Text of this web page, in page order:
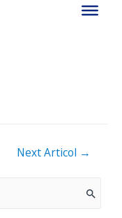
Next Articol →